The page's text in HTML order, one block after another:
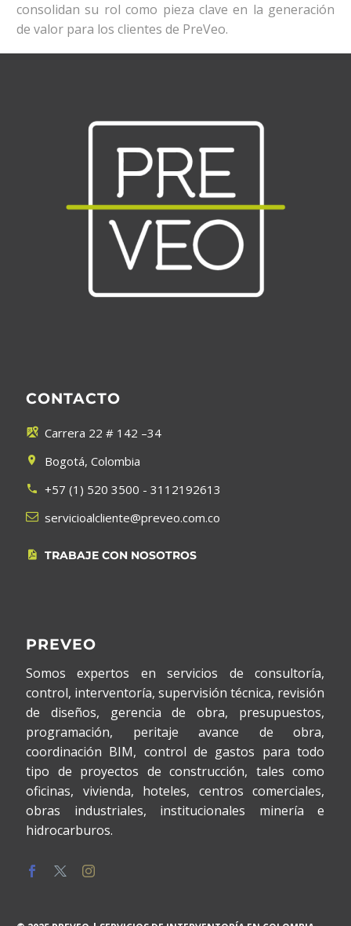
consolidan su rol como pieza clave en la generación
de valor para los clientes de PreVeo.
CONTACTO

 Carrera 22 # 142 –34

 Bogotá, Colombia

 +57 (1) 520 3500 - 3112192613

 servicioalcliente@preveo.com.co

 TRABAJE CON NOSOTROS
PREVEO
Somos expertos en servicios de consultoría,
control, interventoría, supervisión técnica, revisión
de diseños, gerencia de obra, presupuestos,
programación, peritaje avance de obra,
coordinación BIM, control de gastos para todo
tipo de proyectos de construcción, tales como
oficinas, vivienda, hoteles, centros comerciales,
obras industriales, institucionales minería e
hidrocarburos.